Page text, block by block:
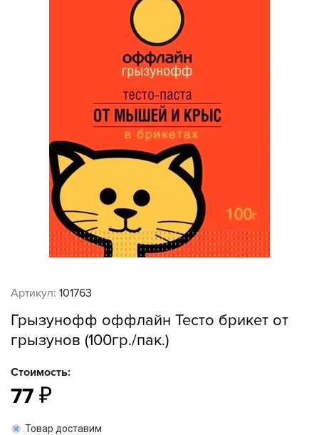
Артикул: 101763
Грызунофф оффлайн Тесто брикет от
грызунов (100гр./пак.)
Стоимость:
77
Товар доставим